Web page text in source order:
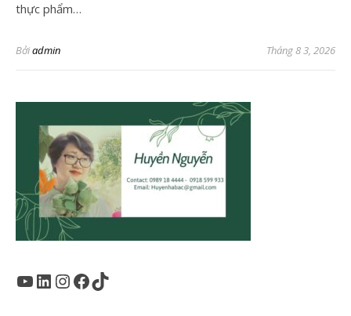
thực phẩm…
Bởiadmin Tháng 8 3, 2026
Youtube
LinkedIn
Instagram
Facebook
TikTok